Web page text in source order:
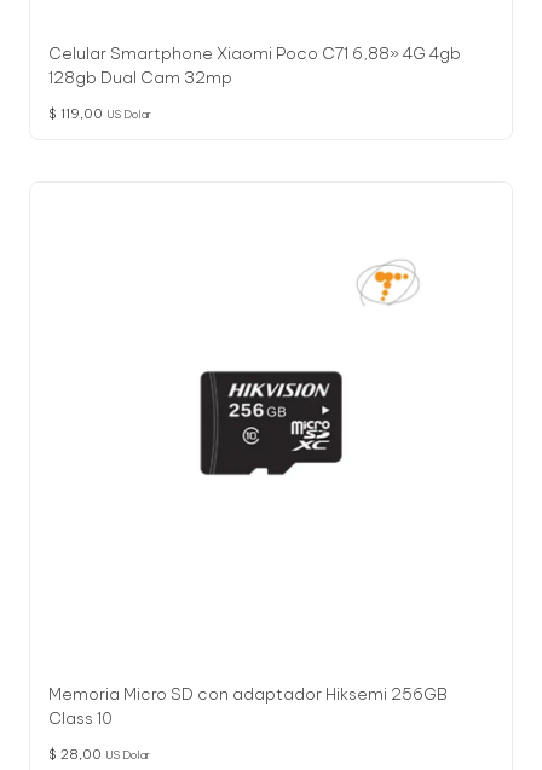
Celular Smartphone Xiaomi Poco C71 6,88» 4G 4gb
128gb Dual Cam 32mp
$ 119,00 US Dolar
Memoria Micro SD con adaptador Hiksemi 256GB
Class 10
$ 28,00 US Dolar